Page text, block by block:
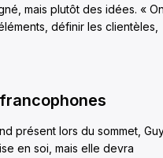
mais plutôt des idées. «
définir les clientèles,
présent lors du sommet,
en soi, mais elle devra